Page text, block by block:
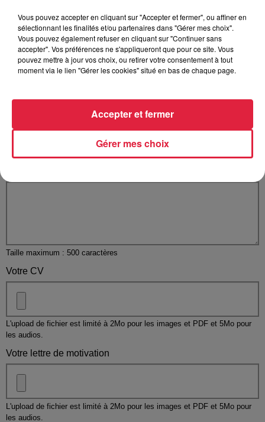
Votre e-mail*
Votre message*
Taille maximum : 500 caractères
Votre CV
L'upload de fichier est limité à 2Mo pour les images et PDF et 5Mo pour
les audios.
Votre lettre de motivation
L'upload de fichier est limité à 2Mo pour les images et PDF et 5Mo pour
les audios.
Vous pouvez accepter en cliquant sur "Accepter et fermer", ou affiner en
sélectionnant les finalités et/ou partenaires dans "Gérer mes choix".
Vous pouvez également refuser en cliquant sur "Continuer sans
accepter". Vos préférences ne s'appliqueront que pour ce site. Vous
pouvez mettre à jour vos choix, ou retirer votre consentement à tout
moment via le lien "Gérer les cookies" situé en bas de chaque page.
Gérer mes choix
Accepter et fermer